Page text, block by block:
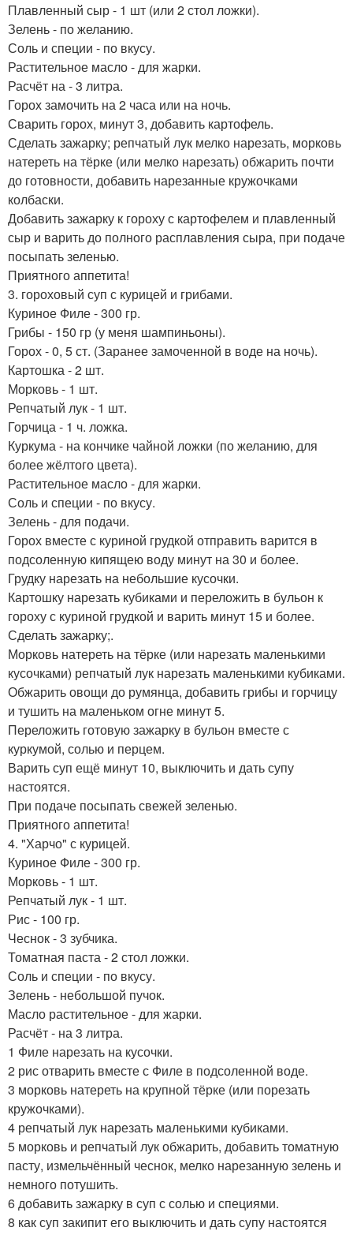
Плавленный сыр - 1 шт (или 2 стол ложки).
Зелень - по желанию.
Соль и специи - по вкусу.
Растительное масло - для жарки.
Расчёт на - 3 литра.
Горох замочить на 2 часа или на ночь.
Сварить горох, минут 3, добавить картофель.
Сделать зажарку; репчатый лук мелко нарезать, морковь
натереть на тёрке (или мелко нарезать) обжарить почти
до готовности, добавить нарезанные кружочками
колбаски.
Добавить зажарку к гороху с картофелем и плавленный
сыр и варить до полного расплавления сыра, при подаче
посыпать зеленью.
Приятного аппетита!
3. гороховый суп с курицей и грибами.
Куриное Филе - 300 гр.
Грибы - 150 гр (у меня шампиньоны).
Горох - 0, 5 ст. (Заранее замоченной в воде на ночь).
Картошка - 2 шт.
Морковь - 1 шт.
Репчатый лук - 1 шт.
Горчица - 1 ч. ложка.
Куркума - на кончике чайной ложки (по желанию, для
более жёлтого цвета).
Растительное масло - для жарки.
Соль и специи - по вкусу.
Зелень - для подачи.
Горох вместе с куриной грудкой отправить варится в
подсоленную кипящею воду минут на 30 и более.
Грудку нарезать на небольшие кусочки.
Картошку нарезать кубиками и переложить в бульон к
гороху с куриной грудкой и варить минут 15 и более.
Сделать зажарку;.
Морковь натереть на тёрке (или нарезать маленькими
кусочками) репчатый лук нарезать маленькими кубиками.
Обжарить овощи до румянца, добавить грибы и горчицу
и тушить на маленьком огне минут 5.
Переложить готовую зажарку в бульон вместе с
куркумой, солью и перцем.
Варить суп ещё минут 10, выключить и дать супу
настоятся.
При подаче посыпать свежей зеленью.
Приятного аппетита!
4. "Харчо" с курицей.
Куриное Филе - 300 гр.
Морковь - 1 шт.
Репчатый лук - 1 шт.
Рис - 100 гр.
Чеснок - 3 зубчика.
Томатная паста - 2 стол ложки.
Соль и специи - по вкусу.
Зелень - небольшой пучок.
Масло растительное - для жарки.
Расчёт - на 3 литра.
1 Филе нарезать на кусочки.
2 рис отварить вместе с Филе в подсоленной воде.
3 морковь натереть на крупной тёрке (или порезать
кружочками).
4 репчатый лук нарезать маленькими кубиками.
5 морковь и репчатый лук обжарить, добавить томатную
пасту, измельчённый чеснок, мелко нарезанную зелень и
немного потушить.
6 добавить зажарку в суп с солью и специями.
8 как суп закипит его выключить и дать супу настоятся